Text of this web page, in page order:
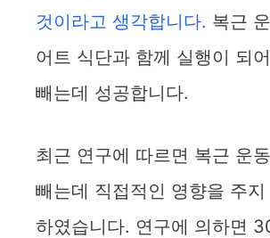
것이라고 생각합니다. 복근
어트 식단과 함께 실행이 되
빼는데 성공합니다.
최근 연구에 따르면 복근 운
빼는데 직접적인 영향을 주
하였습니다. 연구에 의하면